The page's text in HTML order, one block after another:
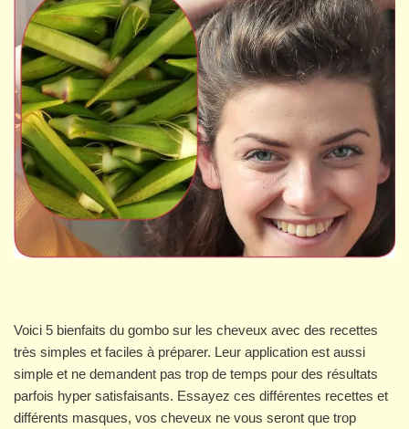
Voici 5 bienfaits du gombo sur les cheveux avec des recettes
très simples et faciles à préparer. Leur application est aussi
simple et ne demandent pas trop de temps pour des résultats
parfois hyper satisfaisants. Essayez ces différentes recettes et
différents masques, vos cheveux ne vous seront que trop